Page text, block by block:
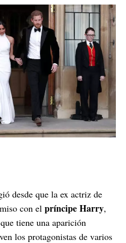
desde que la ex actriz de
con el príncipe Harry,
tiene una aparición
los protagonistas de varios